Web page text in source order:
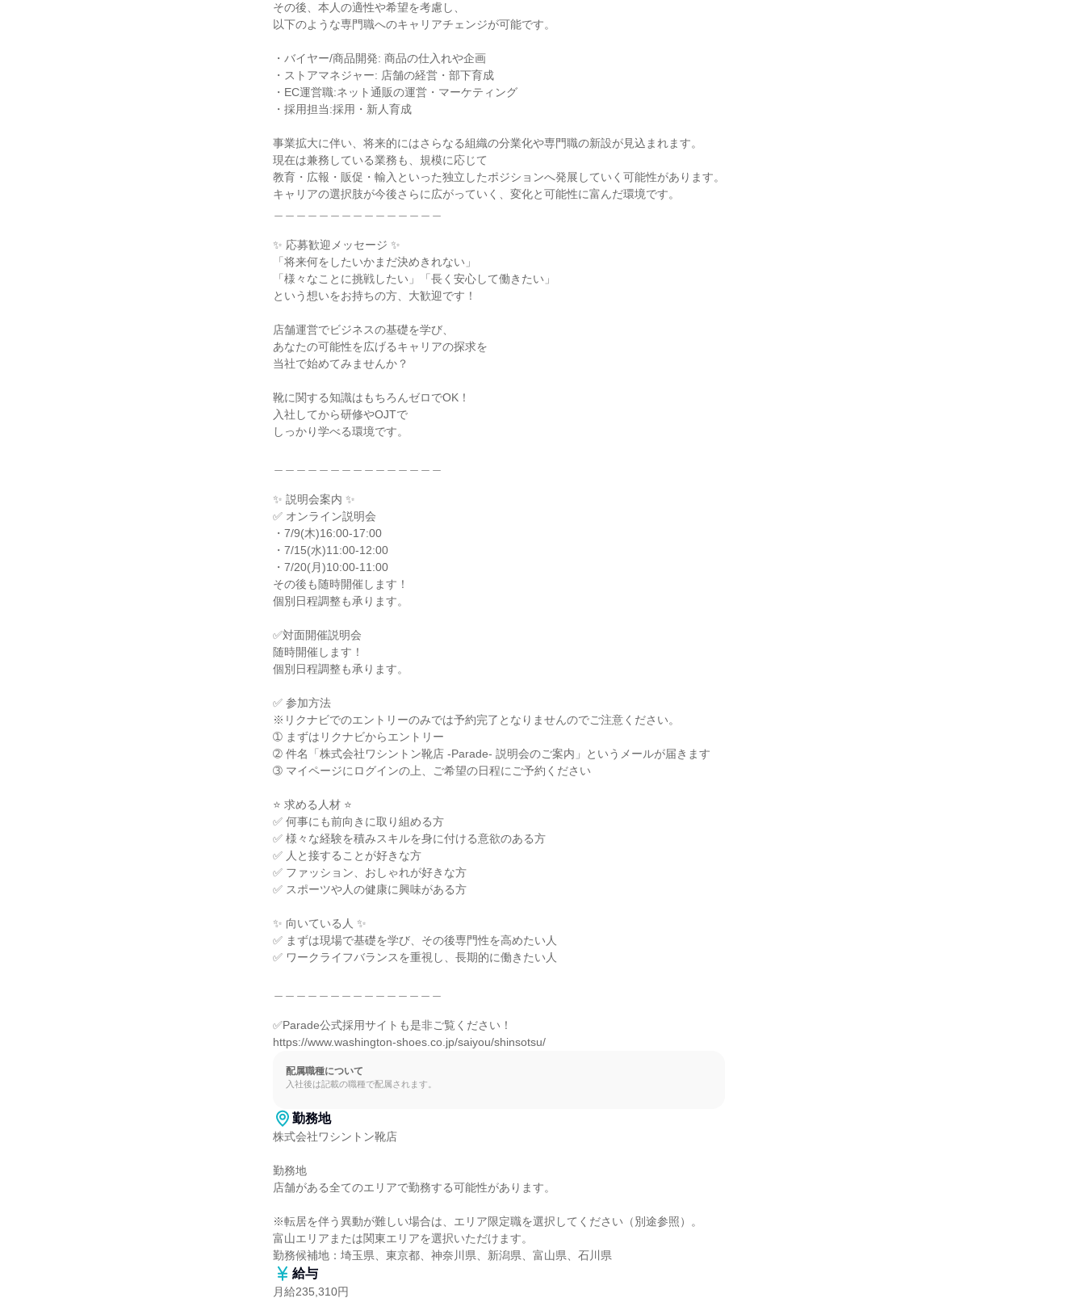
その後、本人の適性や希望を考慮し、
以下のような専門職へのキャリアチェンジが可能です。
・バイヤー/商品開発: 商品の仕入れや企画
・ストアマネジャー: 店舗の経営・部下育成
・EC運営職:ネット通販の運営・マーケティング
・採用担当:採用・新人育成
事業拡大に伴い、将来的にはさらなる組織の分業化や専門職の新設が見込まれます。
現在は兼務している業務も、規模に応じて
教育・広報・販促・輸入といった独立したポジションへ発展していく可能性があります。
キャリアの選択肢が今後さらに広がっていく、変化と可能性に富んだ環境です。
✨ 応募歓迎メッセージ ✨
「将来何をしたいかまだ決めきれない」
「様々なことに挑戦したい」「長く安心して働きたい」
という想いをお持ちの方、大歓迎です！
店舗運営でビジネスの基礎を学び、
あなたの可能性を広げるキャリアの探求を
当社で始めてみませんか？
靴に関する知識はもちろんゼロでOK！
入社してから研修やOJTで
しっかり学べる環境です。
✨ 説明会案内 ✨
✅ オンライン説明会
・7/9(木)16:00-17:00
・7/15(水)11:00-12:00
・7/20(月)10:00-11:00
その後も随時開催します！
個別日程調整も承ります。
✅対面開催説明会
随時開催します！
個別日程調整も承ります。
✅ 参加方法
※リクナビでのエントリーのみでは予約完了となりませんのでご注意ください。
➀ まずはリクナビからエントリー
➁ 件名「株式会社ワシントン靴店 -Parade- 説明会のご案内」というメールが届きます
➂ マイページにログインの上、ご希望の日程にご予約ください
⭐ 求める人材 ⭐
✅ 何事にも前向きに取り組める方
✅ 様々な経験を積みスキルを身に付ける意欲のある方
✅ 人と接することが好きな方
✅ ファッション、おしゃれが好きな方
✅ スポーツや人の健康に興味がある方
✨ 向いている人 ✨
✅ まずは現場で基礎を学び、その後専門性を高めたい人
✅ ワークライフバランスを重視し、長期的に働きたい人
✅Parade公式採用サイトも是非ご覧ください！
https://www.washington-shoes.co.jp/saiyou/shinsotsu/
配属職種について
入社後は記載の職種で配属されます。
勤務地
株式会社ワシントン靴店
勤務地
店舗がある全てのエリアで勤務する可能性があります。
※転居を伴う異動が難しい場合は、エリア限定職を選択してください（別途参照）。
富山エリアまたは関東エリアを選択いただけます。
勤務候補地：埼玉県、東京都、神奈川県、新潟県、富山県、石川県
給与
月給235,310円